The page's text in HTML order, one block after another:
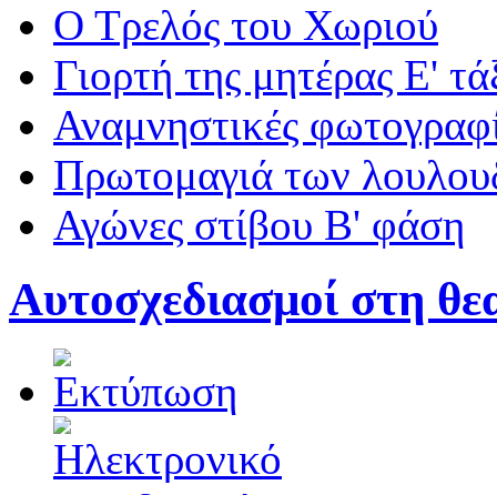
Ο Τρελός του Χωριού
Γιορτή της μητέρας Ε'
Αναμνηστικές
Πρωτομαγιά των
Αγώνες στίβου Β' φάση
Αυτοσχεδιασμοί στη